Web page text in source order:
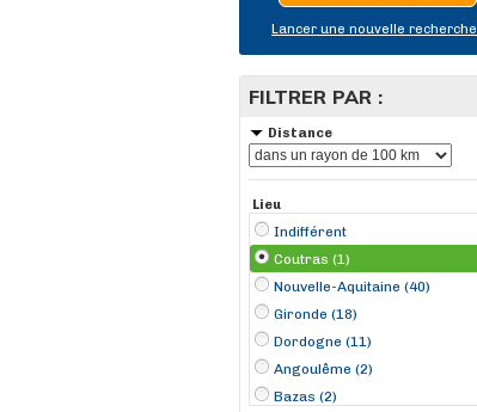
Lancer une nouvelle recherche
FILTRER PAR :
Distance
Lieu
Indifférent
Coutras (1)
Nouvelle-Aquitaine (40)
Gironde (18)
Dordogne (11)
Angoulême (2)
Bazas (2)